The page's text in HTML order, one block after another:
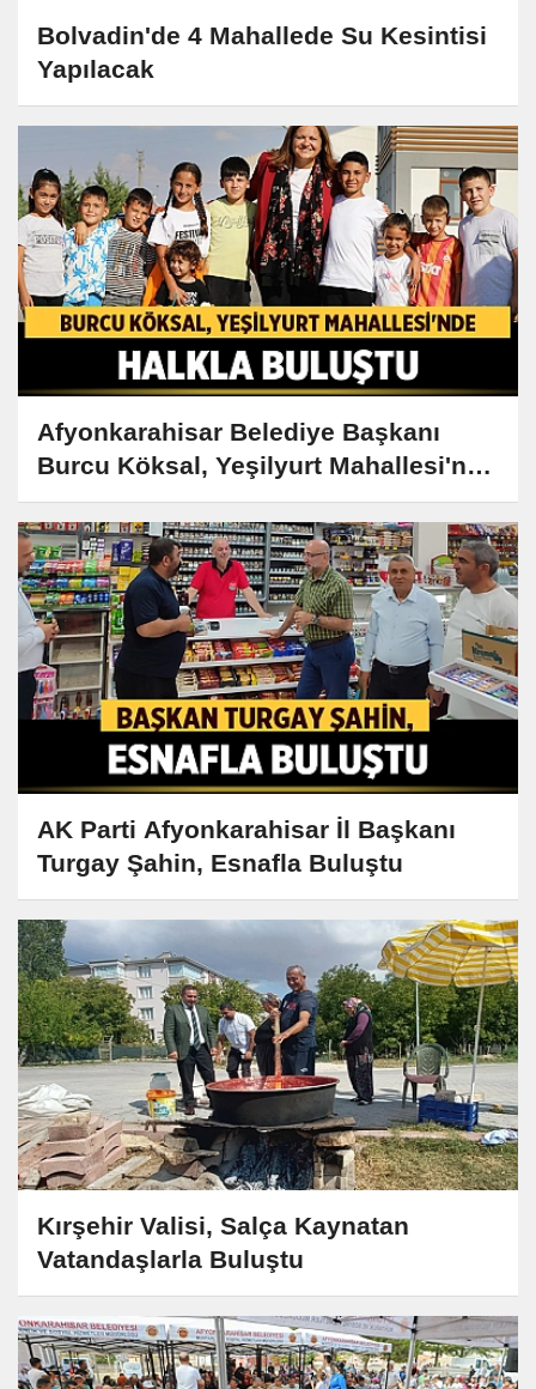
Bolvadin'de 4 Mahallede Su Kesintisi
Yapılacak
Afyonkarahisar Belediye Başkanı
Burcu Köksal, Yeşilyurt Mahallesi'nde
Halkla Buluştu
AK Parti Afyonkarahisar İl Başkanı
Turgay Şahin, Esnafla Buluştu
Kırşehir Valisi, Salça Kaynatan
Vatandaşlarla Buluştu